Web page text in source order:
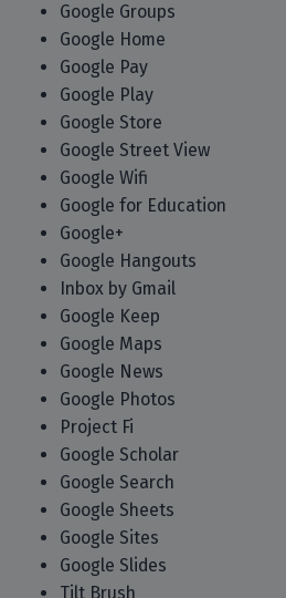
Google Groups
Google Home
Google Pay
Google Play
Google Store
Google Street View
Google Wifi
Google for Education
Google+
Google Hangouts
Inbox by Gmail
Google Keep
Google Maps
Google News
Google Photos
Project Fi
Google Scholar
Google Search
Google Sheets
Google Sites
Google Slides
Tilt Brush